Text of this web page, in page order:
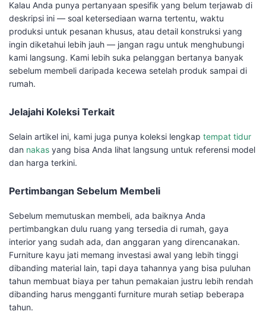
Kalau Anda punya pertanyaan spesifik yang belum terjawab di
deskripsi ini — soal ketersediaan warna tertentu, waktu
produksi untuk pesanan khusus, atau detail konstruksi yang
ingin diketahui lebih jauh — jangan ragu untuk menghubungi
kami langsung. Kami lebih suka pelanggan bertanya banyak
sebelum membeli daripada kecewa setelah produk sampai di
rumah.
Jelajahi Koleksi Terkait
Selain artikel ini, kami juga punya koleksi lengkap tempat tidur
dan nakas yang bisa Anda lihat langsung untuk referensi model
dan harga terkini.
Pertimbangan Sebelum Membeli
Sebelum memutuskan membeli, ada baiknya Anda
pertimbangkan dulu ruang yang tersedia di rumah, gaya
interior yang sudah ada, dan anggaran yang direncanakan.
Furniture kayu jati memang investasi awal yang lebih tinggi
dibanding material lain, tapi daya tahannya yang bisa puluhan
tahun membuat biaya per tahun pemakaian justru lebih rendah
dibanding harus mengganti furniture murah setiap beberapa
tahun.